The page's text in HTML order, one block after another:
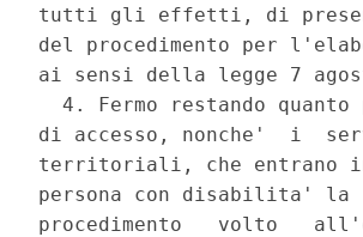
tutti gli effetti, di
del procedimento per
ai sensi della legge 7
4. Fermo restando quanto
di accesso, nonche'  i
territoriali, che entrano
persona con disabilita'
procedimento   volto